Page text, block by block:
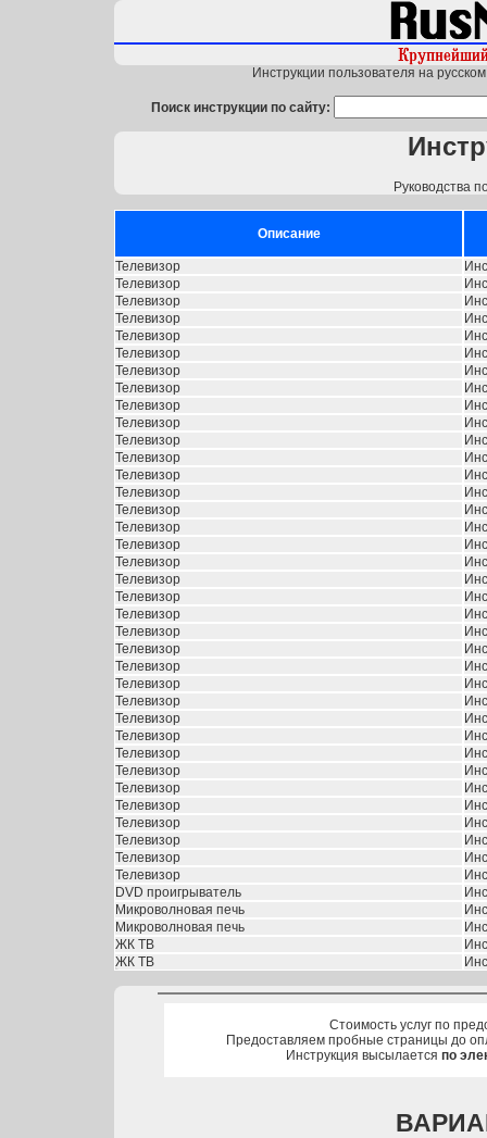
Инструкции пользователя на
Поиск инструкции по сайту:
Руководства
Описание
Телевизор
Телевизор
Телевизор
Телевизор
Телевизор
Телевизор
Телевизор
Телевизор
Телевизор
Телевизор
Телевизор
Телевизор
Телевизор
Телевизор
Телевизор
Телевизор
Телевизор
Телевизор
Телевизор
Телевизор
Телевизор
Телевизор
Телевизор
Телевизор
Телевизор
Телевизор
Телевизор
Телевизор
Телевизор
Телевизор
Телевизор
Телевизор
Телевизор
Телевизор
Телевизор
Телевизор
DVD проигрыватель
Микроволновая печь
Микроволновая печь
ЖК ТВ
ЖК ТВ
Стоимость услуг по
Предоставляем пробные страницы до
Инструкция высылается по